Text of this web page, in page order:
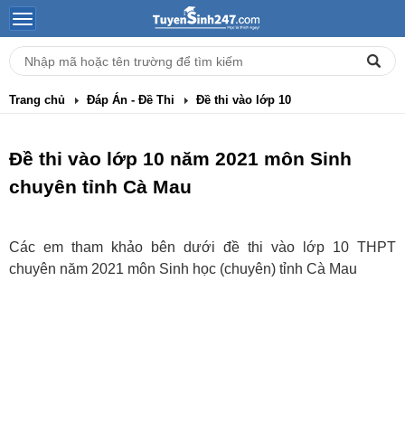
Trang chủ Đáp Án - Đề Thi Đề thi vào lớp 10
Đề thi vào lớp 10 năm 2021 môn Sinh
chuyên tỉnh Cà Mau
Các em tham khảo bên dưới đề thi vào lớp 10 THPT
chuyên năm 2021 môn Sinh học (chuyên) tỉnh Cà Mau